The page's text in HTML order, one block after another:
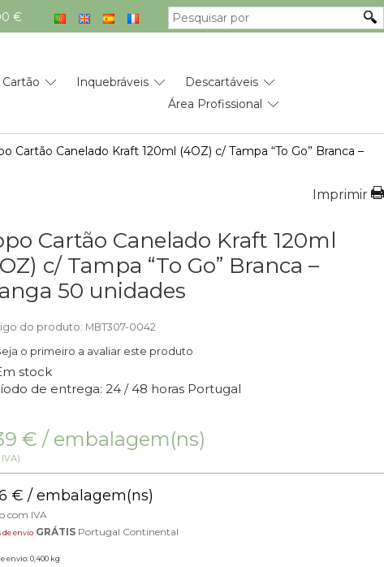
€
Inquebráveis
Descartáveis
Área Profissional
Cartão Canelado Kraft 120ml (4OZ) c/ Tampa “To Go” Branca –
Imprimir
Cartão Canelado Kraft 120ml
c/ Tampa “To Go” Branca –
50 unidades
do produto: MBT307-0042
o primeiro a avaliar este produto
stock
de entrega: 24 / 48 horas Portugal
€ / embalagem(ns)
€ / embalagem(ns)
com IVA
de envio GRÁTIS Portugal Continental
envio: 0,400 kg